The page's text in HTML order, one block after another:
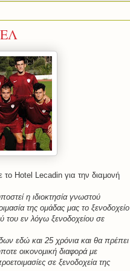
Hotel Lecadin για την διαμονή
η ιδιοκτησία γνωστού
της ομάδας μας το ξενοδοχείο
του εν λόγω ξενοδοχείου σε
εδώ και 25 χρόνια και θα πρέπει
οικονομική διαφορά με
σε ξενοδοχεία της